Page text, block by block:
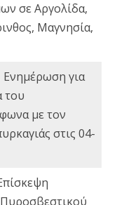
σε Αργολίδα,
Μαγνησία,
Ενημέρωση για
του
με τον
στις 04-